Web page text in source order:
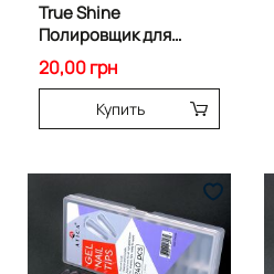
True Shine
Полировщик для
ногтей
20,00 грн
Купить